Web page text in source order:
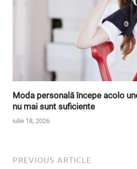
Moda personală începe acolo
nu mai sunt suficiente
iulie 18, 2026
PREVIOUS ARTICLE